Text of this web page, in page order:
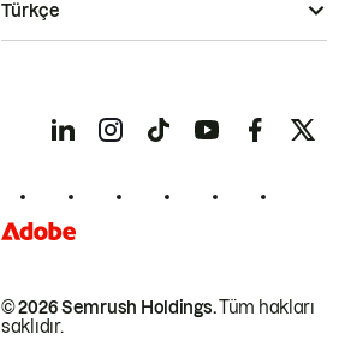
© 2026 Semrush Holdings.Tüm hakları
saklıdır.
Türkçe